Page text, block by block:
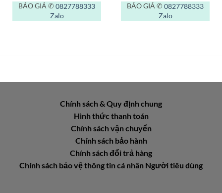
BÁO GIÁ ✆ 0827788333
Zalo
BÁO GIÁ ✆ 0827788333
Zalo
Chính sách & Quy định chung
Hình thức thanh toán
Chính sách vận chuyển
Chính sách bảo hành
Chính sách đổi trả hàng
Chính sách bảo vệ thông tin cá nhân Người tiêu dùng